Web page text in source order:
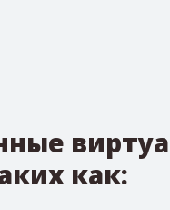
как: